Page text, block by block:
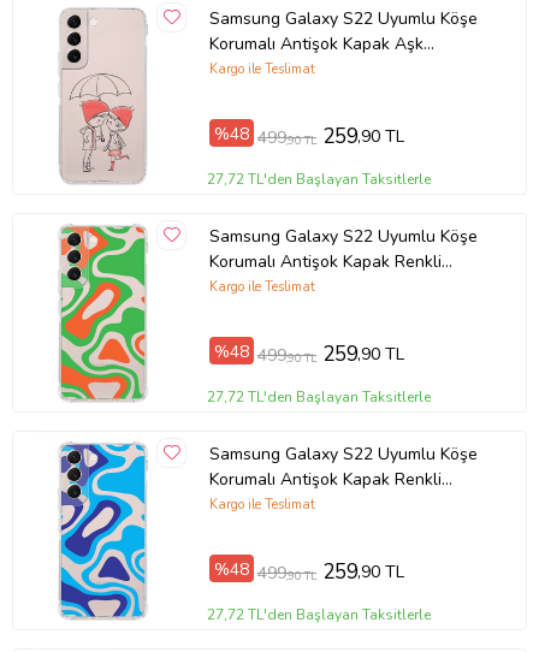
Samsung Galaxy S22 Uyumlu Köşe
Korumalı Antişok Kapak Aşk
Kargo ile Teslimat
%48 499,90 TL 259,90 TL
27,72 TL'den Başlayan Taksitlerle
Samsung Galaxy S22 Uyumlu Köşe
Korumalı Antişok Kapak Renkli
Kargo ile Teslimat
%48 499,90 TL 259,90 TL
27,72 TL'den Başlayan Taksitlerle
Samsung Galaxy S22 Uyumlu Köşe
Korumalı Antişok Kapak Renkli
Kargo ile Teslimat
%48 499,90 TL 259,90 TL
27,72 TL'den Başlayan Taksitlerle